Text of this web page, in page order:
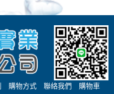
購物方式 聯絡我們 購物車